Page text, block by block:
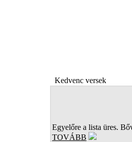
Kedvenc versek
Egyelőre a lista üres.
TOVÁBB